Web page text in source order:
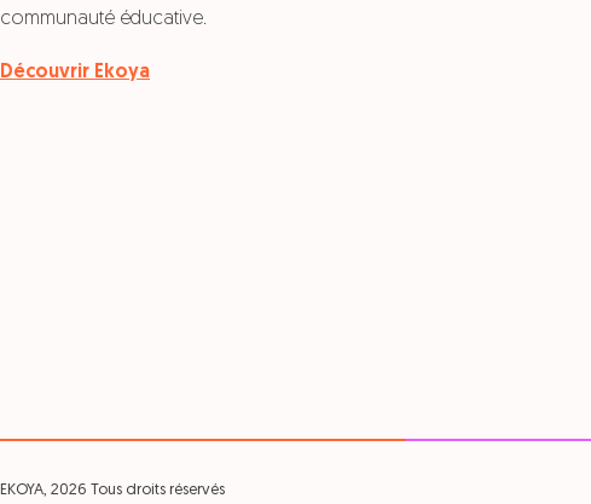
communauté éducative.
Découvrir Ekoya
EKOYA, 2026 Tous droits réservés